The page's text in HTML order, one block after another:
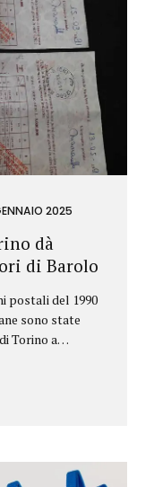
2025
dà
di Barolo
postali del 1990
sono state
Torino a
ribalta la
al 1986,